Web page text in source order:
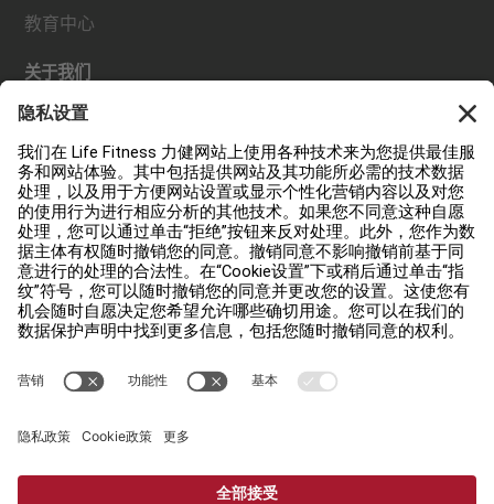
教育中心
关于我们
查找经销商
查找门店
法规
可及性
登录 Facility Connect